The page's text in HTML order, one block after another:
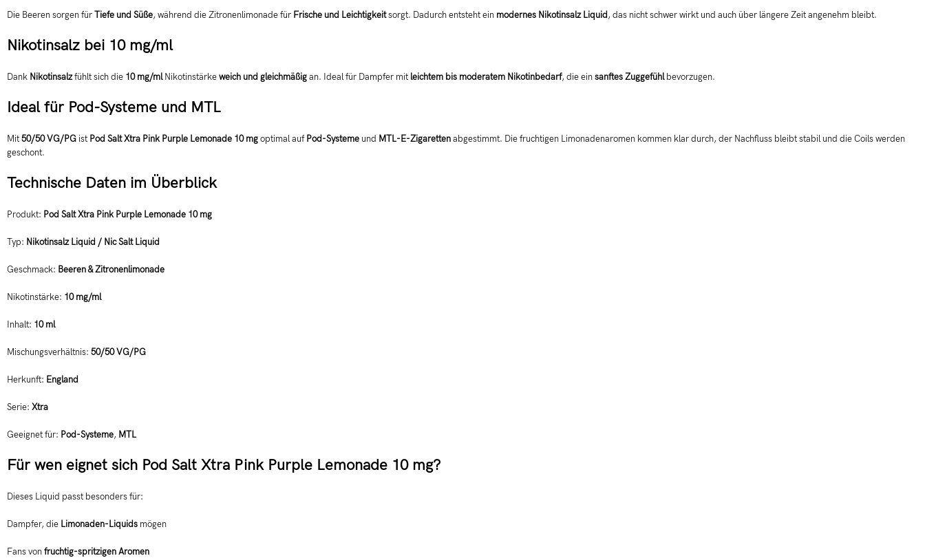
Die Beeren sorgen fürTiefe und Süße, während die Zitronenlimonade für Frische und Leichtigkeitsorgt. Dadurch entsteht ein modernes Nikotinsalz Liquid, das nicht schwer wirkt und auch über längere Zeit angenehm bleibt.
Nikotinsalz bei 10 mg/ml
Dank Nikotinsalzfühlt sich die 10 mg/mlNikotinstärkeweich und gleichmäßigan. Ideal für Dampfer mit leichtem bis moderatem Nikotinbedarf, die einsanftes Zuggefühlbevorzugen.
Ideal für Pod-Systeme und MTL
Mit50/50 VG/PG ist Pod Salt Xtra Pink Purple Lemonade 10 mgoptimal aufPod-Systeme und MTL-E-Zigarettenabgestimmt. Die fruchtigen Limonadenaromen kommen klar durch, der Nachfluss bleibt stabil und die Coils werden
geschont.
Technische Daten im Überblick
Produkt: Pod Salt Xtra Pink Purple Lemonade 10 mg
Typ: Nikotinsalz Liquid / Nic Salt Liquid
Geschmack: Beeren & Zitronenlimonade
Nikotinstärke: 10 mg/ml
Inhalt: 10 ml
Mischungsverhältnis: 50/50 VG/PG
Herkunft: England
Serie: Xtra
Geeignet für: Pod-Systeme, MTL
Für wen eignet sich Pod Salt Xtra Pink Purple Lemonade 10 mg?
Dieses Liquid passt besonders für:
Dampfer, die Limonaden-Liquids mögen
Fans vonfruchtig-spritzigen Aromen